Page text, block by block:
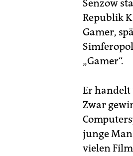
Senzow
Republik
Gamer,
„Gamer“.
Er handelt
Zwar
junge
vielen